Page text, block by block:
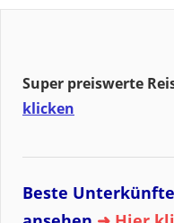
Super preiswerte
klicken
Beste